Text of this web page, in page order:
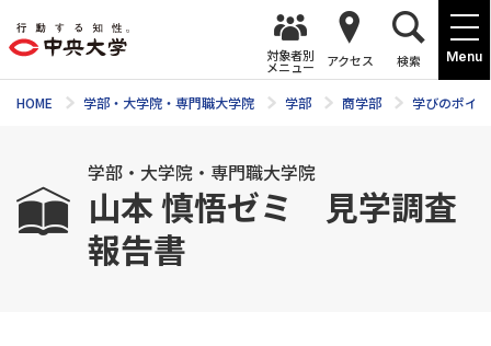
Menu
対象者別
メニュー アクセス 検索
HOME 学部・大学院・専門職大学院 学部 商学部 学びのポイ
学部・大学院・専門職大学院
山本 慎悟ゼミ 見学調査
報告書